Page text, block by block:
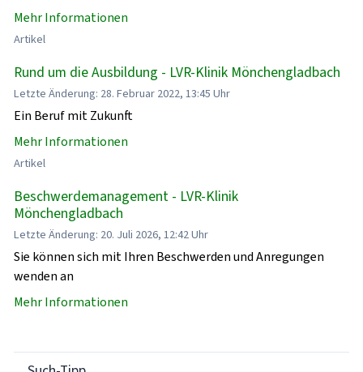
Mehr Informationen
Artikel
Rund um die Ausbildung - LVR-Klinik Mönchengladbach
Letzte Änderung: 28. Februar 2022, 13:45 Uhr
Ein Beruf mit Zukunft
Mehr Informationen
Artikel
Beschwerdemanagement - LVR-Klinik
Mönchengladbach
Letzte Änderung: 20. Juli 2026, 12:42 Uhr
Sie können sich mit Ihren Beschwerden und Anregungen
wenden an
Mehr Informationen